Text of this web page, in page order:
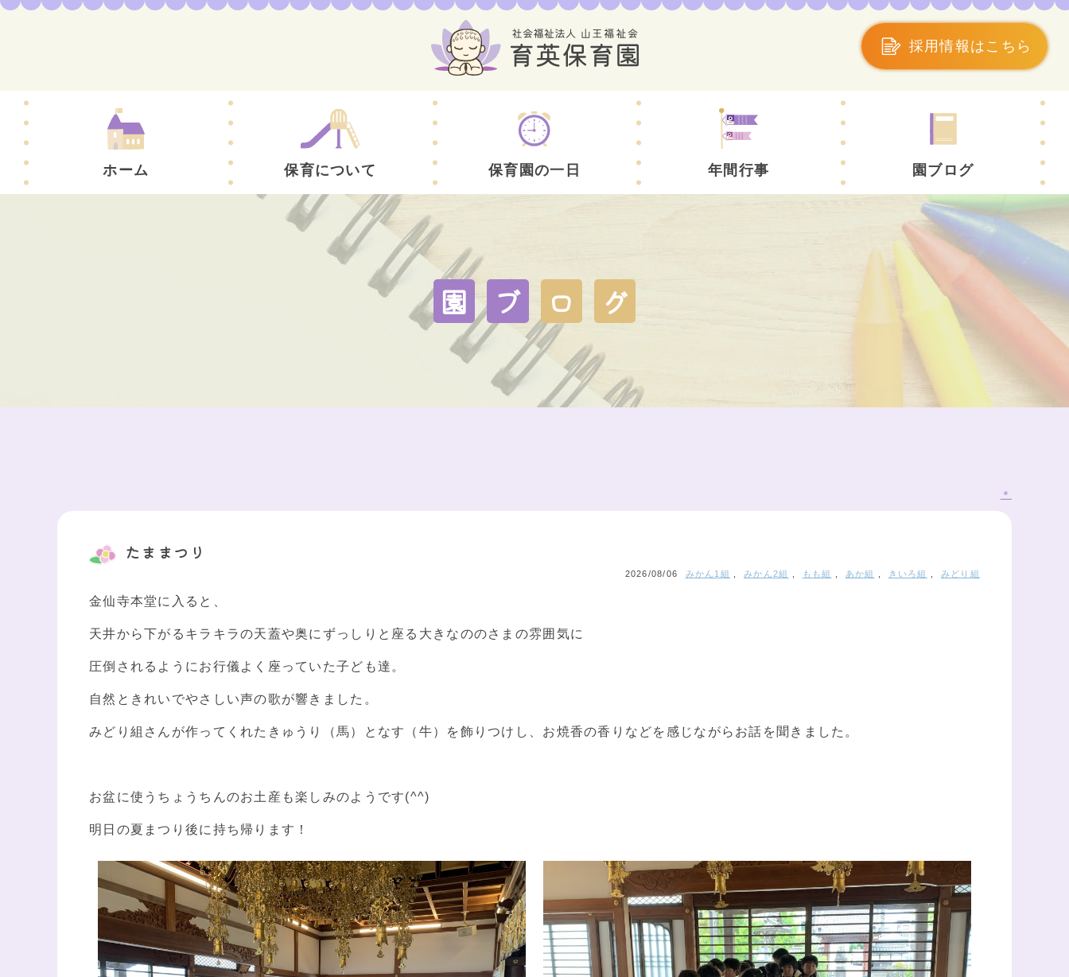
採用情報はこちら
ホーム 保育について 保育園の一日 年間行事 園ブログ
園 ブ ロ グ
＊
たままつり
2026/08/06 みかん1組 ,みかん2組 もも組 あか組 きいろ組 みどり組
金仙寺本堂に入ると、
天井から下がるキラキラの天蓋や奥にずっしりと座る大きなののさまの雰囲気に
圧倒されるようにお行儀よく座っていた子ども達。
自然ときれいでやさしい声の歌が響きました。
みどり組さんが作ってくれたきゅうり（馬）となす（牛）を飾りつけし、お焼香の香りなどを感じながらお話を聞きました。
お盆に使うちょうちんのお土産も楽しみのようです(^^)
明日の夏まつり後に持ち帰ります！